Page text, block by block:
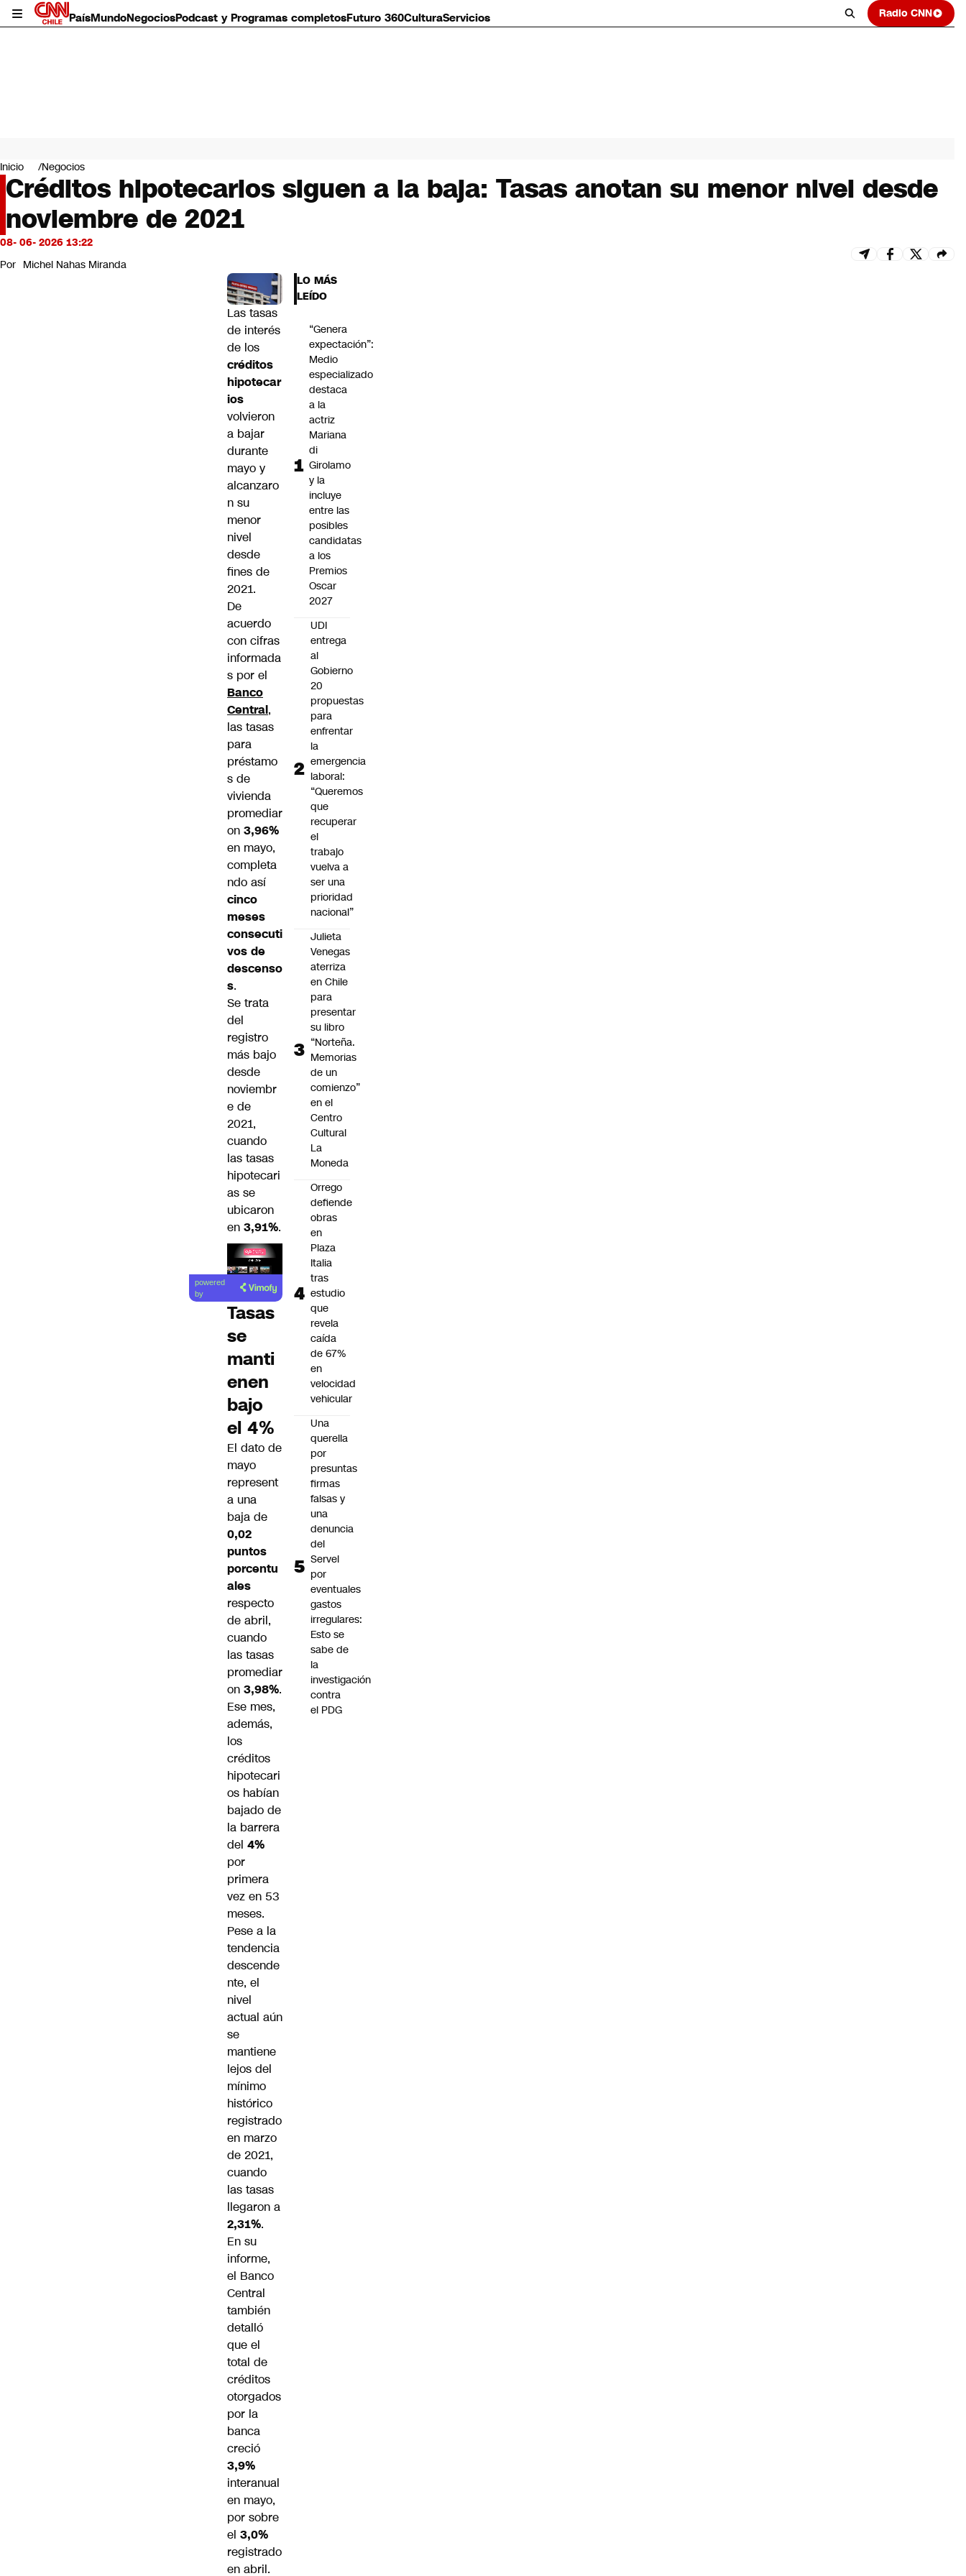
PaísMundoNegociosPodcast y Programas completosFuturo 360CulturaServicios Radio CNN
Mundo
Negocios
Deportes
Programas completos
Cultura
Servicios
Bits
CNN Data
Inicio Negocios
Créditos hipotecarios siguen a la baja: Tasas anotan su menor nivel desde
noviembre de 2021
08- 06- 2026 13:22
Por Michel Nahas Miranda
Las tasas
de interés
de los
créditos
hipotecar
ios
volvieron
a bajar
durante
mayo y
alcanzaro
n su
menor
nivel
desde
fines de
2021.
De
acuerdo
con cifras
informada
s por el
Banco
Central,
las tasas
para
préstamo
s de
vivienda
promediar
on 3,96%
en mayo,
completa
ndo así
cinco
meses
consecuti
vos de
descenso
s.
Se trata
del
registro
más bajo
desde
noviembr
e de
2021,
cuando
las tasas
hipotecari
as se
ubicaron
en 3,91%.
Lea el
artículo
powered
by
Tasas
se
manti
enen
bajo
el 4%
El dato de
mayo
represent
a una
baja de
0,02
puntos
porcentu
ales
respecto
de abril,
cuando
las tasas
promediar
on 3,98%.
Ese mes,
además,
los
créditos
hipotecari
os habían
bajado de
la barrera
del 4%
por
primera
vez en 53
meses.
Pese a la
tendencia
descende
nte, el
nivel
actual aún
se
mantiene
lejos del
mínimo
histórico
registrado
en marzo
de 2021,
cuando
las tasas
llegaron a
2,31%.
En su
informe,
el Banco
Central
también
detalló
que el
total de
créditos
otorgados
por la
banca
creció
3,9%
interanual
en mayo,
por sobre
el 3,0%
registrado
en abril.
LO MÁS
LEÍDO
“Genera
expectación”:
Medio
especializado
destaca
a la
actriz
Mariana
di
Girolamo
y la
incluye
entre las
posibles
candidatas
a los
Premios
Oscar
2027
UDI
entrega
al
Gobierno
20
propuestas
para
enfrentar
la
emergencia
laboral:
“Queremos
que
recuperar
el
trabajo
vuelva a
ser una
prioridad
nacional”
Julieta
Venegas
aterriza
en Chile
para
presentar
su libro
“Norteña.
Memorias
de un
comienzo”
en el
Centro
Cultural
La
Moneda
Orrego
defiende
obras
en
Plaza
Italia
tras
estudio
que
revela
caída
de 67%
en
velocidad
vehicular
Una
querella
por
presuntas
firmas
falsas y
una
denuncia
del
Servel
por
eventuales
gastos
irregulares:
Esto se
sabe de
la
investigación
contra
el PDG